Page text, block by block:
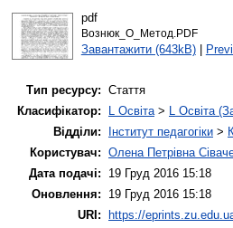
pdf
Вознюк_О_Метод.PDF
Завантажити (643kB)|
Тип ресурсу: Стаття
Класифікатор:
L Освіта> L Освіта
Відділи:
Інститут педагогіки >
Користувач: Олена Петрівна
Дата подачі:
19 Груд 2016 15:18
Оновлення:
19 Груд 2016 15:18
URI:
https://